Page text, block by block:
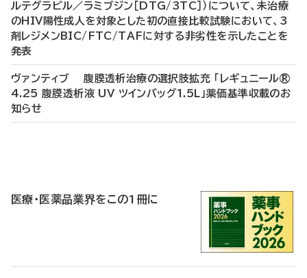
ルテグラビル／ラミブジン［DTG/3TC］）について、未治療
のHIV陽性成人を対象とした初の直接比較試験において、3
剤レジメンBIC/FTC/TAFに対する非劣性を示したことを
発表
ヴァンティブ 腹膜透析治療の選択肢拡充 「レギュニール®
4.25 腹膜透析液 UV ツインバッグ1.5L」薬価基準収載のお
知らせ
医療・医薬品業界をこの1冊に